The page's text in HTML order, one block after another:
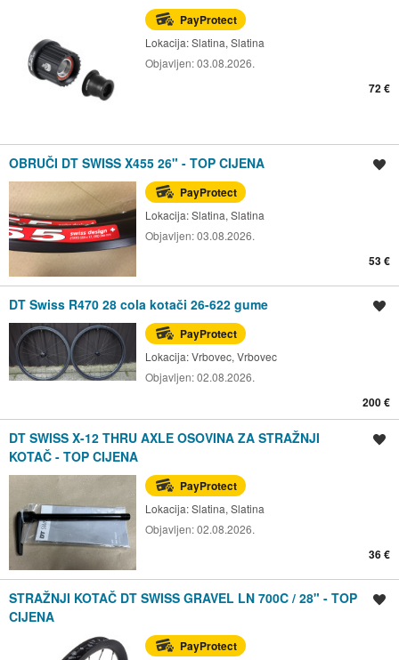
PayProtect
Lokacija:Slatina, Slatina
Objavljen:03.08.2026.
72 €
OBRUČI DT SWISS X455 26" - TOP CIJENA
PayProtect
Lokacija:Slatina, Slatina
Objavljen:03.08.2026.
53 €
DT Swiss R470 28 cola kotači 26-622 gume
PayProtect
Lokacija:Vrbovec, Vrbovec
Objavljen:02.08.2026.
200 €
DT SWISS X-12 THRU AXLE OSOVINA ZA STRAŽNJI
KOTAČ - TOP CIJENA
PayProtect
Lokacija:Slatina, Slatina
Objavljen:02.08.2026.
36 €
STRAŽNJI KOTAČ DT SWISS GRAVEL LN 700C / 28" - TOP
CIJENA
PayProtect